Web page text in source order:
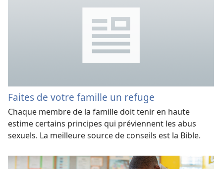
Faites de votre famille un refuge
Chaque membre de la famille doit tenir en haute
estime certains principes qui préviennent les abus
sexuels. La meilleure source de conseils est la Bible.